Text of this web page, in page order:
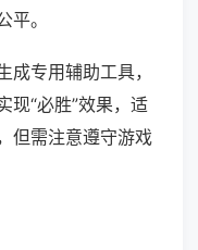
。
成专用辅助工具，
现“必胜”效果，适
但需注意遵守游戏